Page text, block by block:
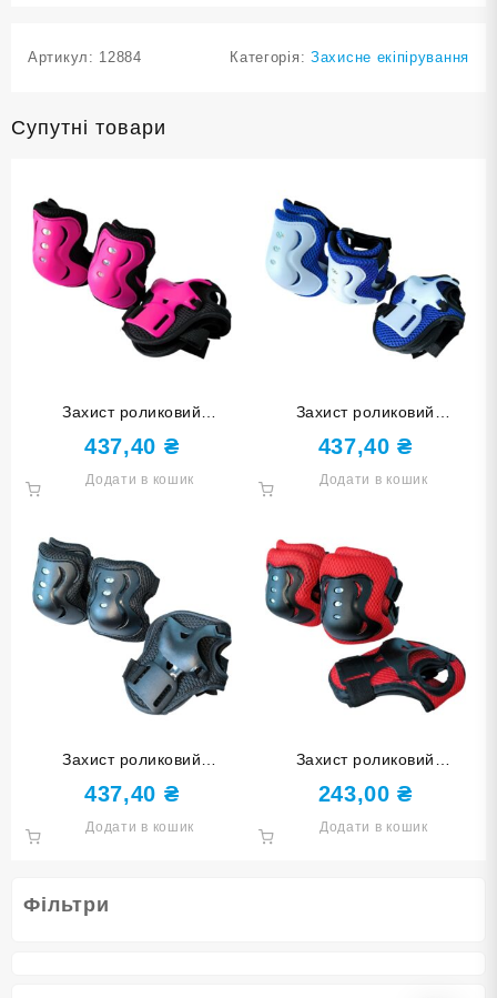
Фільтри
Артикул: 12884 Категорія: Захисне екіпірування
Супутні товари
Захист роликовий
наколінники, налокітники,
накладки на кисті розмір M
HJ-HDD-М-rose red
437,40 ₴
Додати в кошик
Захист роликовий
наколінники, налокітники,
накладки на кисті розмір L
HJ-HDD-L-white
437,40₴
Додати в кошик
Захист роликовий
наколінники налокітники
накладки на кисті розмір S
чорний HJ-HDD-S-black
437,40 ₴
Додати в кошик
Захист роликовий
наколінники налокітники
накладки на кисті розмір М
червоно-чорний HJ-D-M-
243,00₴
Додати в кошик